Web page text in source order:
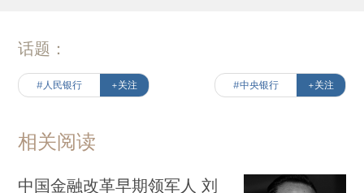
话题：
#人民银行 +关注 #中央银行 +关注
相关阅读
中国金融改革早期领军人 刘